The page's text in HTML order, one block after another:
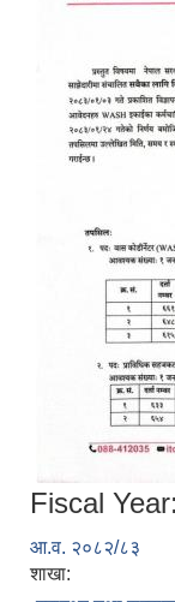
Fiscal Year:
आ.व. २०८२/८३
शाखा: